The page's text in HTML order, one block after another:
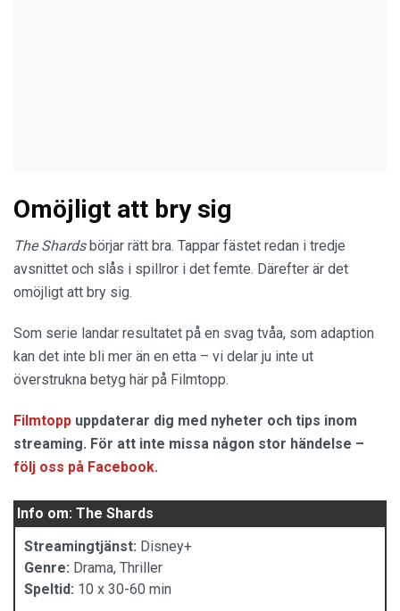
Omöjligt att bry sig
The Shardsbörjar rätt bra. Tappar fästet redan i tredje
avsnittet och slås i spillror i det femte. Därefter är det
omöjligt att bry sig.
Som serie landar resultatet på en svag tvåa, som adaption
kan det inte bli mer än en etta – vi delar ju inte ut
överstrukna betyg här på Filmtopp.
Filmtopp uppdaterar dig med nyheter och tips inom
streaming. För att inte missa någon stor händelse –
följ oss på Facebook.
Info om: The Shards
Streamingtjänst: Disney+
Genre: Drama, Thriller
Speltid: 10 x 30-60 min